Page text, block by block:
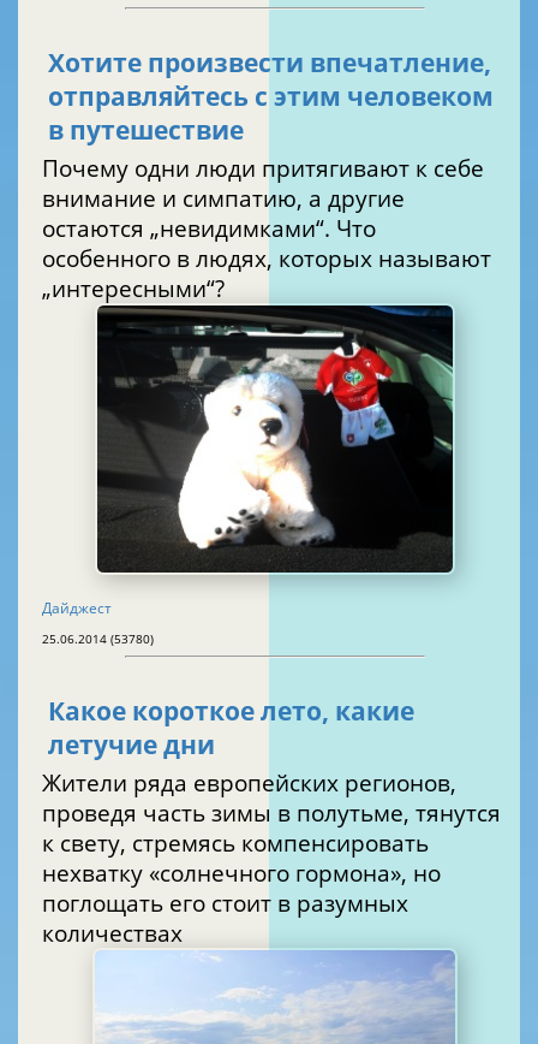
Хотите произвести впечатление,
отправляйтесь с этим человеком
в путешествие
Почему одни люди притягивают к себе
внимание и симпатию, а другие
остаются „невидимками“. Что
особенного в людях, которых называют
„интересными“?
Дайджест
25.06.2014 (53780)
Какое короткое лето, какие
летучие дни
Жители ряда европейских регионов,
проведя часть зимы в полутьме, тянутся
к свету, стремясь компенсировать
нехватку «солнечного гормона», но
поглощать его стоит в разумных
количествах